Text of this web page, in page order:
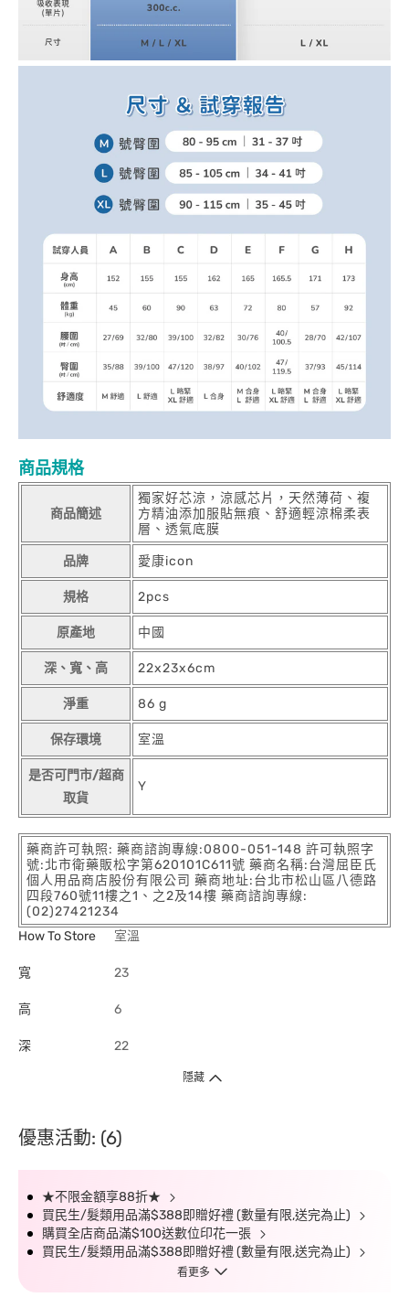
商品規格
商品簡述
獨家好芯涼，涼感芯片，天然薄荷、複
方精油添加服貼無痕、舒適輕涼棉柔表
層、透氣底膜
品牌 愛康icon
規格 2pcs
原產地 中國
深、寬、高 22x23x6cm
淨重 86 g
保存環境 室溫
是否可門市/超商
取貨
Y
藥商許可執照: 藥商諮詢專線:0800-051-148 許可執照字
號:北市衛藥販松字第620101C611號 藥商名稱:台灣屈臣氏
個人用品商店股份有限公司 藥商地址:台北市松山區八德路
四段760號11樓之1、之2及14樓 藥商諮詢專線:
(02)27421234
How To Store
室溫
寬 23
高 6
深 22
隱藏
優惠活動: (6)
★不限金額享88折★
買民生/髮類用品滿$388即贈好禮 (數量有限,送完為止)
購買全店商品滿$100送數位印花一張
買民生/髮類用品滿$388即贈好禮 (數量有限,送完為止)
看更多